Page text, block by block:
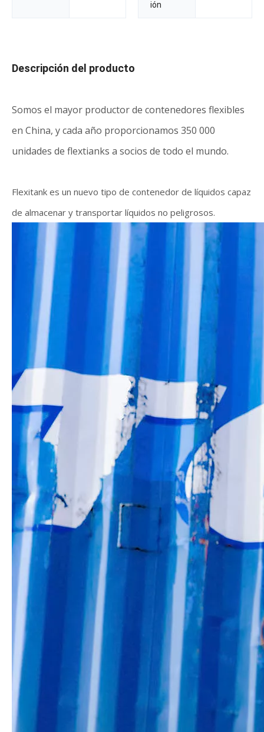
ión
Descripción del producto
Somos el mayor productor de contenedores flexibles
en China, y cada año proporcionamos 350 000
unidades de flextianks a socios de todo el mundo.
Flexitank es un nuevo tipo de contenedor de líquidos capaz
de almacenar y transportar líquidos no peligrosos.